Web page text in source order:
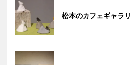
松本のカフェギャラ